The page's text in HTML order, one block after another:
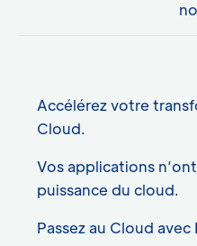
Accélérez votre
Cloud.
Vos applications
puissance du cloud.
Passez au Cloud